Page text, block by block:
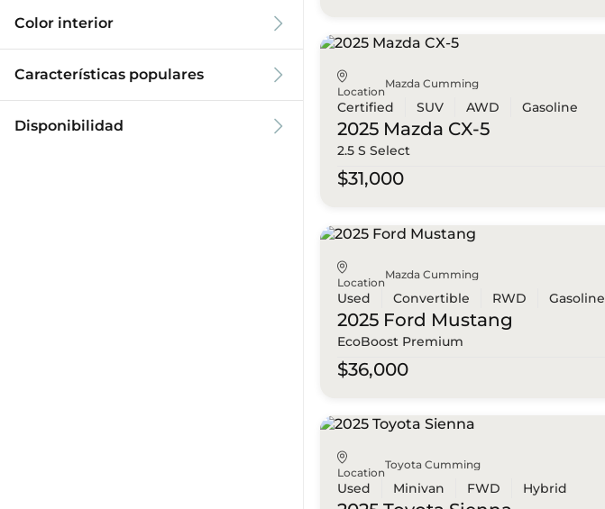
Color interior
Características populares
Disponibilidad
Location
Mazda Cumming
Certified SUV AWD Gasoline
2025 Mazda CX-5
2.5 S Select
$31,000
Location
Mazda Cumming
Used Convertible RWD Gasoline
2025 Ford Mustang
EcoBoost Premium
$36,000
Location
Toyota Cumming
Used Minivan FWD Hybrid